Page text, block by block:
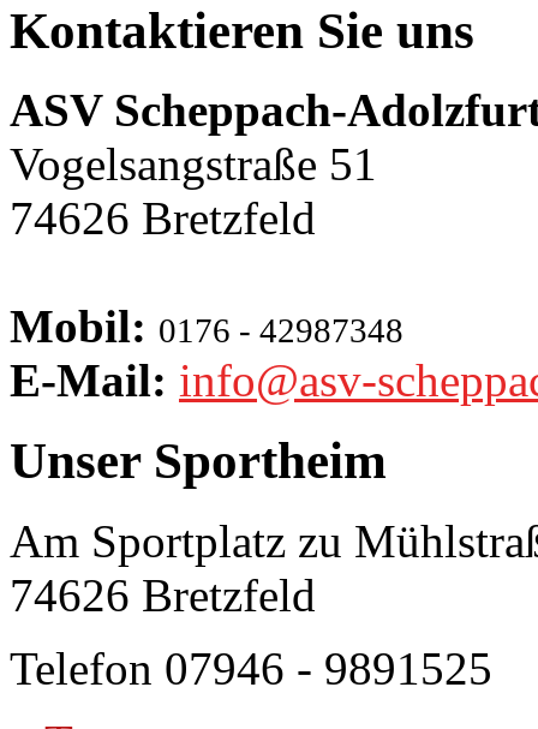
Kontaktieren Sie uns
ASV Scheppach-
Vogelsangstraße 51
74626 Bretzfeld
Mobil: 0176 - 42987348
E-Mail: info@asv-
Unser Sportheim
Am Sportplatz zu
74626 Bretzfeld
Telefon 07946 - 9891525